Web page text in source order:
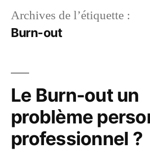
Archives de l’étiquette :
Burn-out
Le Burn-out un
problème
professionnel ?